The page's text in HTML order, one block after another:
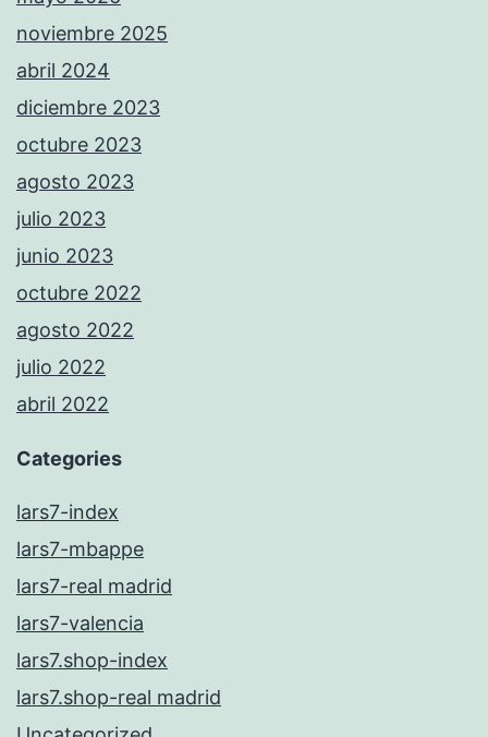
noviembre 2025
abril 2024
diciembre 2023
octubre 2023
agosto 2023
julio 2023
junio 2023
octubre 2022
agosto 2022
julio 2022
abril 2022
Categories
lars7-index
lars7-mbappe
lars7-real madrid
lars7-valencia
lars7.shop-index
lars7.shop-real madrid